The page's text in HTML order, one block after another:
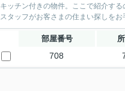
キッチン付きの物件。ここで紹介す
スタッフがお客さまの住まい探しを
部屋番号
708